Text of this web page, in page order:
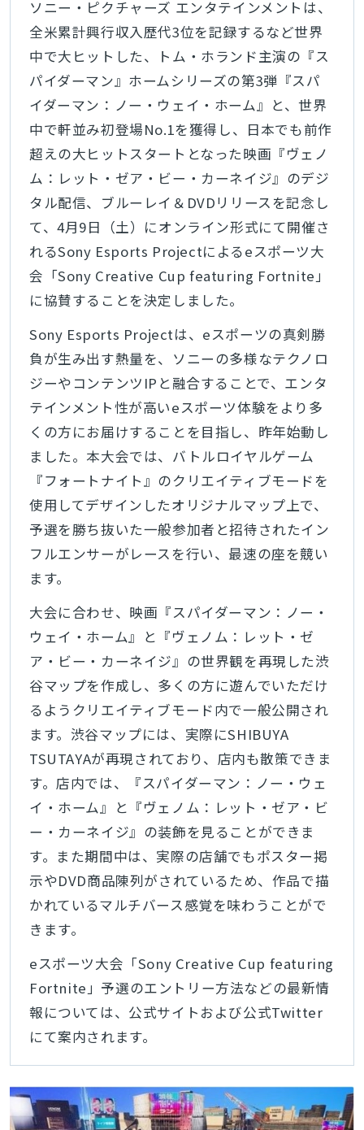
ソニー・ピクチャーズ エンタテインメントは、
全米累計興行収入歴代3位を記録するなど世界
中で大ヒットした、トム・ホランド主演の『ス
パイダーマン』ホームシリーズの第3弾『スパ
イダーマン：ノー・ウェイ・ホーム』と、世界
中で軒並み初登場No.1を獲得し、日本でも前作
超えの大ヒットスタートとなった映画『ヴェノ
ム：レット・ゼア・ビー・カーネイジ』のデジ
タル配信、ブルーレイ＆DVDリリースを記念し
て、4月9日（土）にオンライン形式にて開催さ
れるSony Esports Projectによるeスポーツ大
会「Sony Creative Cup featuring Fortnite」
に協賛することを決定しました。
Sony Esports Projectは、eスポーツの真剣勝
負が生み出す熱量を、ソニーの多様なテクノロ
ジーやコンテンツIPと融合することで、エンタ
テインメント性が高いeスポーツ体験をより多
くの方にお届けすることを目指し、昨年始動し
ました。本大会では、バトルロイヤルゲーム
『フォートナイト』のクリエイティブモードを
使用してデザインしたオリジナルマップ上で、
予選を勝ち抜いた一般参加者と招待されたイン
フルエンサーがレースを行い、最速の座を競い
ます。
大会に合わせ、映画『スパイダーマン：ノー・
ウェイ・ホーム』と『ヴェノム：レット・ゼ
ア・ビー・カーネイジ』の世界観を再現した渋
谷マップを作成し、多くの方に遊んでいただけ
るようクリエイティブモード内で一般公開され
ます。渋谷マップには、実際にSHIBUYA
TSUTAYAが再現されており、店内も散策できま
す。店内では、『スパイダーマン：ノー・ウェ
イ・ホーム』と『ヴェノム：レット・ゼア・ビ
ー・カーネイジ』の装飾を見ることができま
す。また期間中は、実際の店舗でもポスター掲
示やDVD商品陳列がされているため、作品で描
かれているマルチバース感覚を味わうことがで
きます。
eスポーツ大会「Sony Creative Cup featuring
Fortnite」予選のエントリー方法などの最新情
報については、公式サイトおよび公式Twitter
にて案内されます。